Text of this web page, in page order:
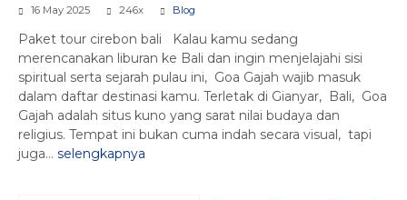
16 May 2025 246x Blog
Paket tour cirebon bali Kalau kamu sedang
merencanakan liburan ke Bali dan ingin menjelajahi sisi
spiritual serta sejarah pulau ini, Goa Gajah wajib masuk
dalam daftar destinasi kamu. Terletak di Gianyar, Bali, Goa
Gajah adalah situs kuno yang sarat nilai budaya dan
religius. Tempat ini bukan cuma indah secara visual, tapi
juga... selengkapnya